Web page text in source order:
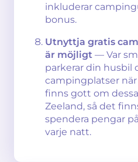
inkluderar
bonus.
Utnyttja gratis
är möjligt — Var
parkerar din husbil
campingplatser
finns gott om
Zeeland, så det
spendera pengar
varje natt.